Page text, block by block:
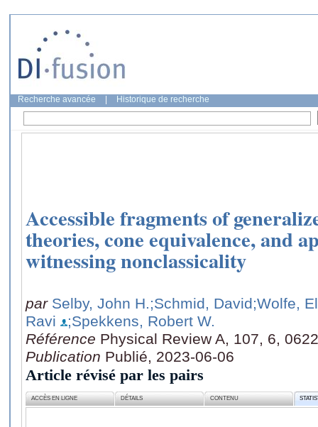
Recherche avancée Historique de recherche
Accessible fragments of
theories, cone equivalence, and
witnessing nonclassicality
par Selby, John H.;Schmid, David;Wolfe,
Ravi
;Spekkens, Robert W.
Référence Physical Review A, 107, 6,
Publication Publié, 2023-06-06
Article révisé par les pairs
ACCÈS EN LIGNE DÉTAILS CONTENU